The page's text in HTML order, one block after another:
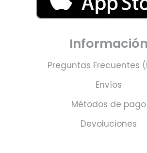
Información
Preguntas Frecuentes
Envíos
Métodos de pago
Devoluciones